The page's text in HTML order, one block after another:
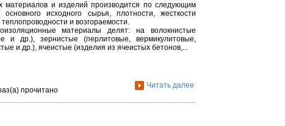
материалов и изделий производится по следующим
исходного сырья, плотности, жесткости
и возгораемости.
материалы делят: на волокнистые
и др.), зернистые (перлитовые, вермикулитовые,
и др.), ячеистые (изделия из ячеистых бетонов,...
прочитано
Читать далее